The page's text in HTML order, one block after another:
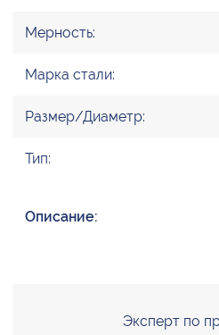
Мерность:
Марка стали:
Размер/Диаметр:
Тип:
Описание:
Эксперт по